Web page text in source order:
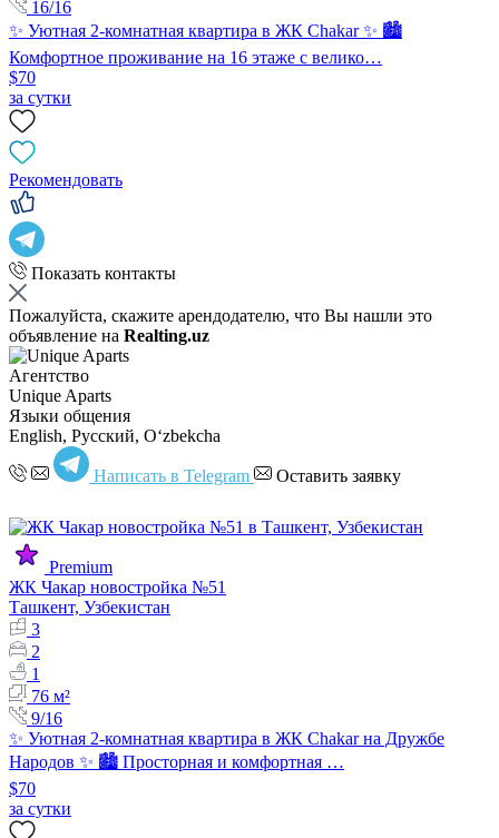
16/16
✨ Уютная 2-комнатная квартира в ЖК Chakar ✨ 🏙️
Комфортное проживание на 16 этаже с велико…
$70
за сутки
Рекомендовать
Показать контакты
Пожалуйста, скажите арендодателю, что Вы нашли это
объявление на Realting.uz
Агентство
Unique Aparts
Языки общения
English, Русский, Oʻzbekcha
Написать в Telegram Оставить заявку
Premium
ЖК Чакар новостройка №51
Ташкент, Узбекистан
3
2
1
76 м²
9/16
✨ Уютная 2-комнатная квартира в ЖК Chakar на Дружбе
Народов ✨ 🏙️ Просторная и комфортная …
$70
за сутки